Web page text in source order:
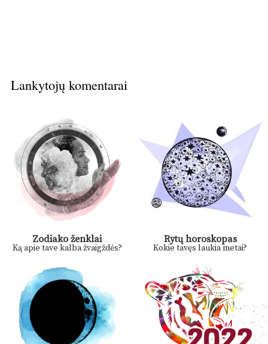
Lankytojų komentarai
Zodiako ženklai
Ką apie tave kalba žvaigždės?
Rytų horoskopas
Kokie tavęs laukia metai?